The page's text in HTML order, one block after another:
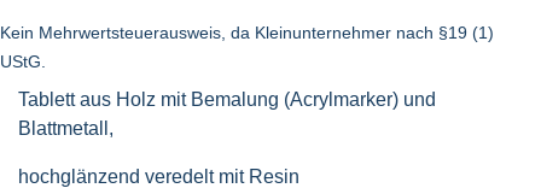
Kein Mehrwertsteuerausweis, da Kleinunternehmer nach §19 (1)
UStG.
Tablett aus Holz mit Bemalung (Acrylmarker) und
Blattmetall,
hochglänzend veredelt mit Resin